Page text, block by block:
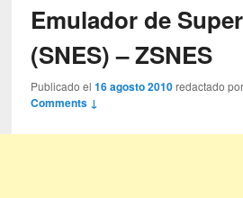
Emulador de
(SNES) – ZSNES
Publicado el16 agosto 2010 redactado
Comments ↓